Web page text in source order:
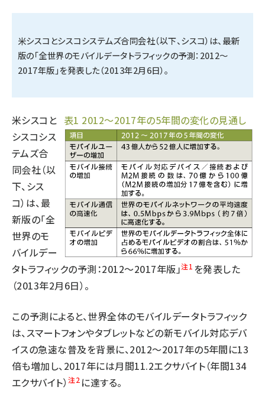
米シスコとシスコシステムズ合同会社（以下、シスコ）は、最新
版の「全世界のモバイルデータトラフィックの予測：2012〜
2017年版」を発表した（2013年2月6日）。
表1 2012〜2017年の5年間の変化の見通し
米シスコと
シスコシス
テムズ合
同会社（以
下、シス
コ）は、最
新版の「全
世界のモ
バイルデー
タトラフィックの予測：2012〜2017年版」注1 を発表した
（2013年2月6日）。
この予測によると、世界全体のモバイルデータトラフィック
は、スマートフォンやタブレットなどの新モバイル対応デバ
イスの急速な普及を背景に、2012〜2017年の5年間に13
倍も増加し、2017年には月間11.2エクサバイト（年間134
エクサバイト）注2 に達する。